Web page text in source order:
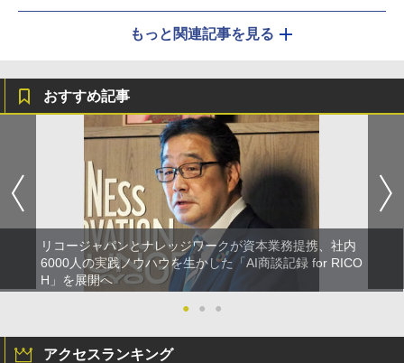
もっと関連記事を見る
おすすめ記事
リコージャパンとナレッジワークが資本業務提携、社内
6000人の実践ノウハウを生かした「AI商談記録 for RICO
H」を展開へ
●
● ●
アクセスランキング